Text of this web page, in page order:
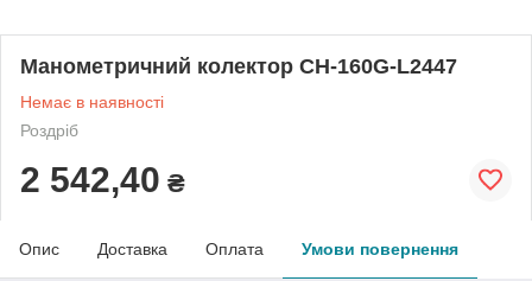
Манометричний колектор CH-160G-L2447
Немає в наявності
Роздріб
2 542,40 ₴
Опис Доставка Оплата Умови повернення